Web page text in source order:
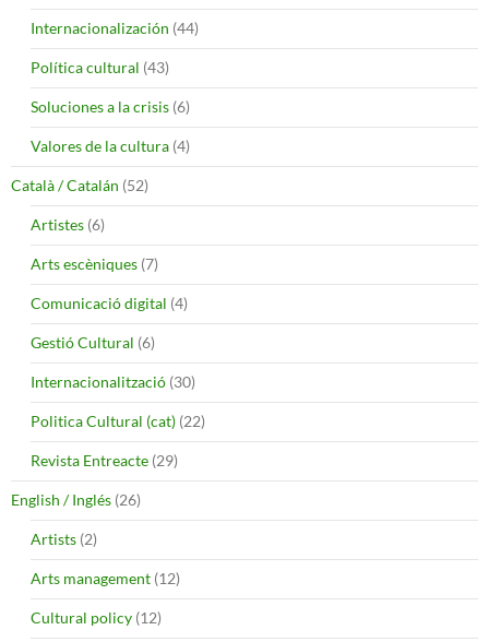
Internacionalización (44)
Política cultural (43)
Soluciones a la crisis (6)
Valores de la cultura (4)
Català / Catalán (52)
Artistes (6)
Arts escèniques (7)
Comunicació digital (4)
Gestió Cultural (6)
Internacionalització (30)
Politica Cultural (cat) (22)
Revista Entreacte (29)
English / Inglés (26)
Artists (2)
Arts management (12)
Cultural policy (12)